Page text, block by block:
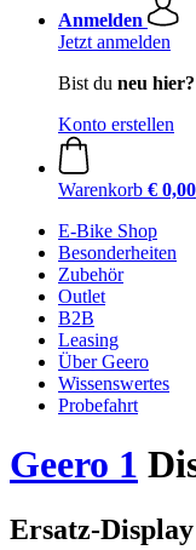
Anmelden
Jetzt anmelden
Bist du neu hier?
Konto erstellen
Warenkorb € 0,00
E-Bike Shop
Besonderheiten
Zubehör
Outlet
B2B
Leasing
Über Geero
Wissenswertes
Probefahrt
Geero 1
Ersatz-